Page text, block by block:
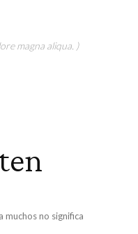
magna aliqua. )
muchos no significa